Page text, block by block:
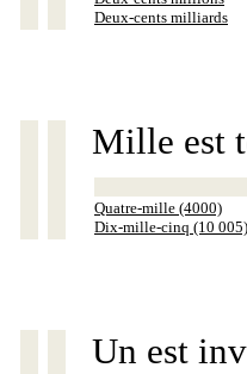
Deux-cents milliards
Mille est
Quatre-mille (4000)
Dix-mille-cinq (10 005)
Un est